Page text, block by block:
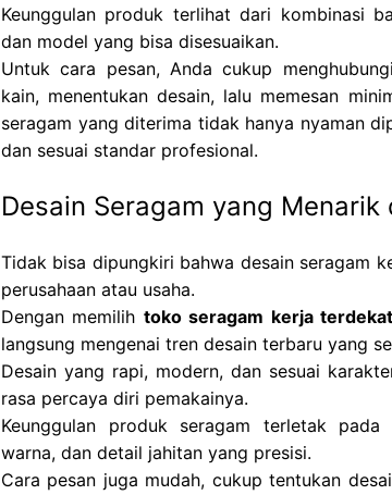
Keunggulan produk terlihat dari kombinasi
dan model yang bisa disesuaikan.
Untuk cara pesan, Anda cukup
kain, menentukan desain, lalu memesan
seragam yang diterima tidak hanya nyaman
dan sesuai standar profesional.
Desain Seragam yang Menarik
Tidak bisa dipungkiri bahwa desain seragam
perusahaan atau usaha.
Dengan memilih toko seragam kerja terdekat
langsung mengenai tren desain terbaru yang
Desain yang rapi, modern, dan sesuai
rasa percaya diri pemakainya.
Keunggulan produk seragam terletak
warna, dan detail jahitan yang presisi.
Cara pesan juga mudah, cukup tentukan